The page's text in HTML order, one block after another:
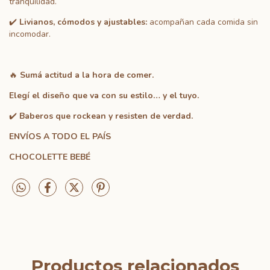
✔️ Livianos, cómodos y ajustables: acompañan cada comida sin
incomodar.
🔥 Sumá actitud a la hora de comer.
Elegí el diseño que va con su estilo… y el tuyo.
✔️ Baberos que rockean y resisten de verdad.
ENVÍOS A TODO EL PAÍS
CHOCOLETTE BEBÉ